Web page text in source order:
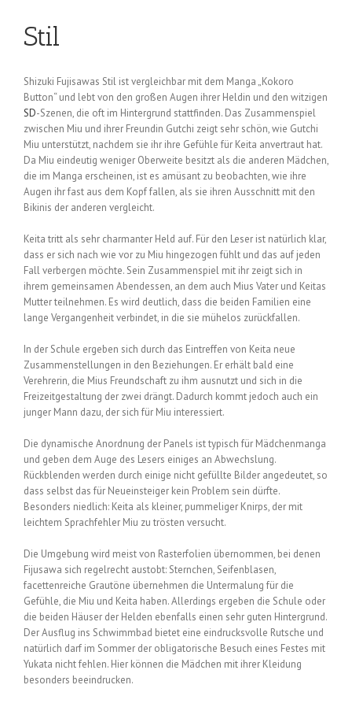
Stil
Shizuki Fujisawas Stil ist vergleichbar mit dem Manga „Kokoro
Button“ und lebt von den großen Augen ihrer Heldin und den witzigen
SD-Szenen, die oft im Hintergrund stattfinden. Das Zusammenspiel
zwischen Miu und ihrer Freundin Gutchi zeigt sehr schön, wie Gutchi
Miu unterstützt, nachdem sie ihr ihre Gefühle für Keita anvertraut hat.
Da Miu eindeutig weniger Oberweite besitzt als die anderen Mädchen,
die im Manga erscheinen, ist es amüsant zu beobachten, wie ihre
Augen ihr fast aus dem Kopf fallen, als sie ihren Ausschnitt mit den
Bikinis der anderen vergleicht.
Keita tritt als sehr charmanter Held auf. Für den Leser ist natürlich klar,
dass er sich nach wie vor zu Miu hingezogen fühlt und das auf jeden
Fall verbergen möchte. Sein Zusammenspiel mit ihr zeigt sich in
ihrem gemeinsamen Abendessen, an dem auch Mius Vater und Keitas
Mutter teilnehmen. Es wird deutlich, dass die beiden Familien eine
lange Vergangenheit verbindet, in die sie mühelos zurückfallen.
In der Schule ergeben sich durch das Eintreffen von Keita neue
Zusammenstellungen in den Beziehungen. Er erhält bald eine
Verehrerin, die Mius Freundschaft zu ihm ausnutzt und sich in die
Freizeitgestaltung der zwei drängt. Dadurch kommt jedoch auch ein
junger Mann dazu, der sich für Miu interessiert.
Die dynamische Anordnung der Panels ist typisch für Mädchenmanga
und geben dem Auge des Lesers einiges an Abwechslung.
Rückblenden werden durch einige nicht gefüllte Bilder angedeutet, so
dass selbst das für Neueinsteiger kein Problem sein dürfte.
Besonders niedlich: Keita als kleiner, pummeliger Knirps, der mit
leichtem Sprachfehler Miu zu trösten versucht.
Die Umgebung wird meist von Rasterfolien übernommen, bei denen
Fijusawa sich regelrecht austobt: Sternchen, Seifenblasen,
facettenreiche Grautöne übernehmen die Untermalung für die
Gefühle, die Miu und Keita haben. Allerdings ergeben die Schule oder
die beiden Häuser der Helden ebenfalls einen sehr guten Hintergrund.
Der Ausflug ins Schwimmbad bietet eine eindrucksvolle Rutsche und
natürlich darf im Sommer der obligatorische Besuch eines Festes mit
Yukata nicht fehlen. Hier können die Mädchen mit ihrer Kleidung
besonders beeindrucken.